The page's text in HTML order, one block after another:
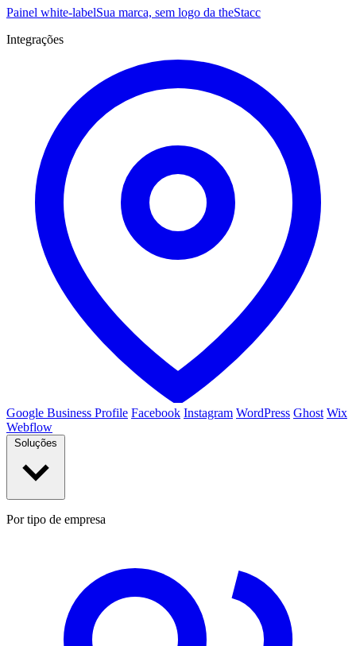
Painel white-labelSua marca, sem logo da theStacc
Integrações
Google Business Profile Facebook Instagram WordPress Ghost Wix
Webflow
Por tipo de empresa